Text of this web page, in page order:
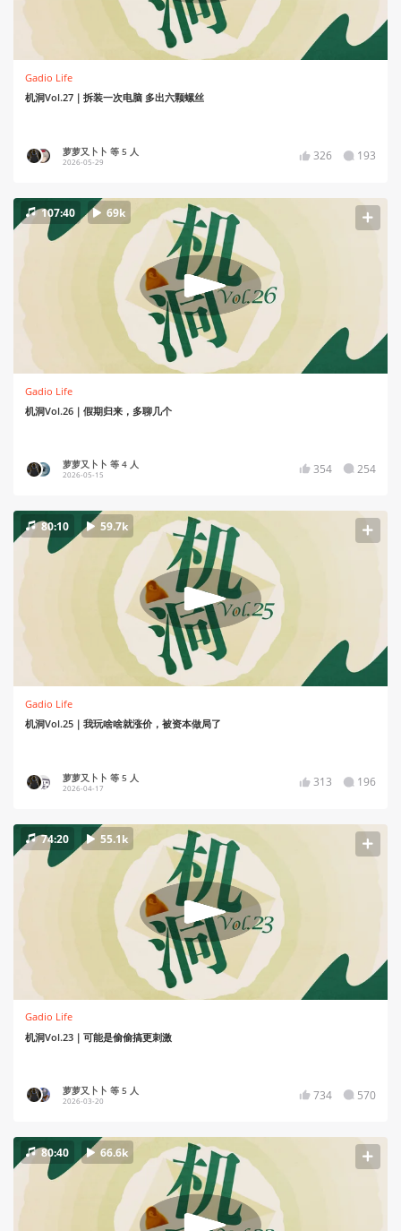
Gadio Life
机洞Vol.27｜拆装一次电脑 多出六颗螺丝
萝萝又卜卜 等 5 人
2026-05-29 326 193
107:40 69k
Gadio Life
机洞Vol.26｜假期归来，多聊几个
萝萝又卜卜 等 4 人
2026-05-15 354 254
80:10 59.7k
Gadio Life
机洞Vol.25｜我玩啥啥就涨价，被资本做局了
萝萝又卜卜 等 5 人
2026-04-17 313 196
74:20 55.1k
Gadio Life
机洞Vol.23｜可能是偷偷搞更刺激
萝萝又卜卜 等 5 人
2026-03-20 734 570
80:40 66.6k